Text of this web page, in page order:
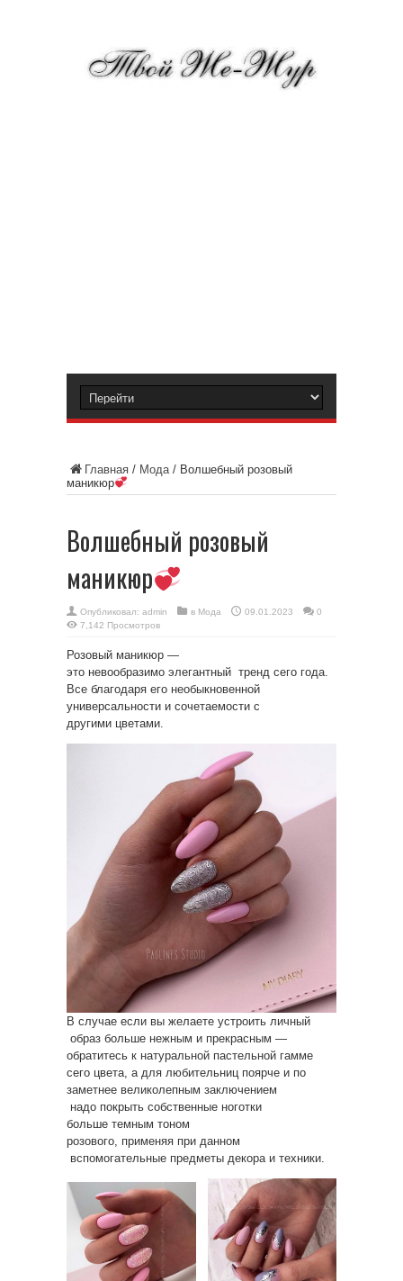
Главная / Мода/ Волшебный розовый
маникюр
Волшебный розовый
маникюр
Опубликовал: admin в Мода 09.01.2023
0
7,142 Просмотров
Розовый маникюр —
это невообразимо элегантный тренд сего года.
Все благодаря его необыкновенной
универсальности и сочетаемости с
другими цветами.
В случае если вы желаете устроить личный
образ больше нежным и прекрасным —
обратитесь к натуральной пастельной гамме
сего цвета, а для любительниц поярче и по
заметнее великолепным заключением
надо покрыть собственные ноготки
больше темным тоном
розового, применяя при данном
вспомогательные предметы декора и техники.